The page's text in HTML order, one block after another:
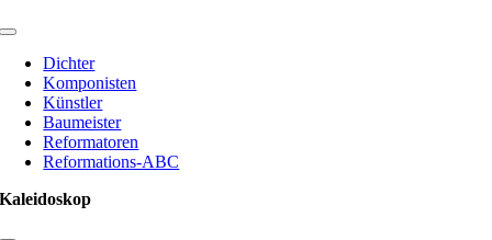
Toggle
Navigation
Dichter
Komponisten
Künstler
Baumeister
Reformatoren
Reformations-ABC
Kaleidoskop